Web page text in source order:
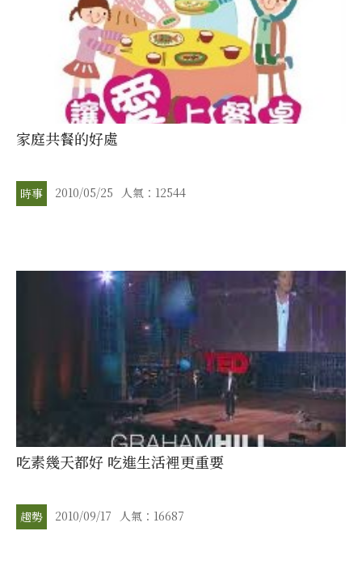
家庭共餐的好處
時事 2010/05/25 人氣：12544
吃素幾天都好 吃進生活裡更重要
趨勢 2010/09/17 人氣：16687